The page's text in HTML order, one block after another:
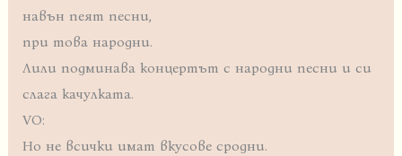
навън пеят песни,
при това народни.
Лили подминава концертът с народни песни и си
слага качулката.
VO:
Но не всички имат вкусове сродни.